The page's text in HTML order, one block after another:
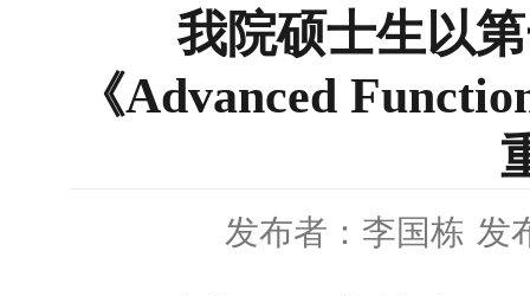
我院硕士生以
《Advanced
发布者：李国栋 发